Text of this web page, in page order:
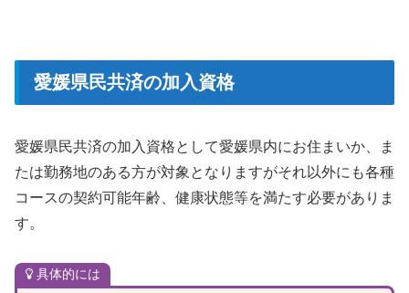
愛媛県民共済の加入資格
愛媛県民共済の加入資格として愛媛県内にお住まいか、ま
たは勤務地のある方が対象となりますがそれ以外にも各種
コースの契約可能年齢、健康状態等を満たす必要がありま
す。
具体的には